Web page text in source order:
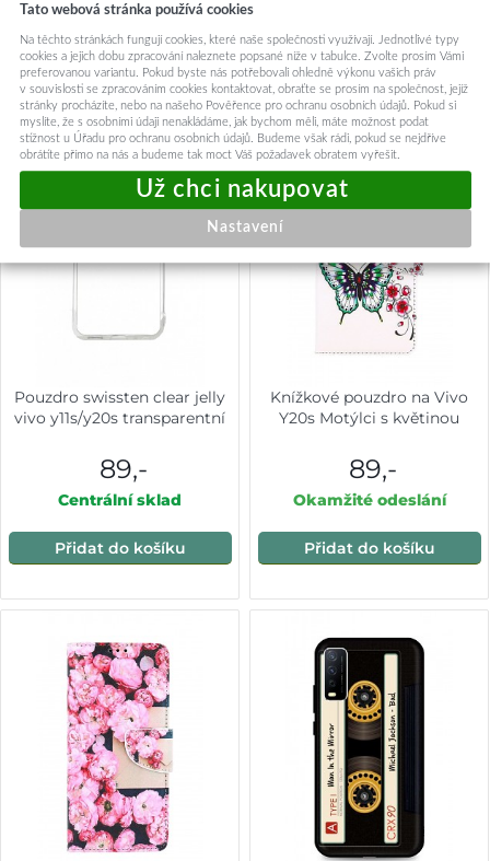
Mohlo by vás zajímat:
Pouzdro swissten clear jelly
vivo y11s/y20s transparentní
89,-
Centrální sklad
Přidat do košíku
Knížkové pouzdro na Vivo
Y20s Motýlci s květinou
89,-
Okamžité odeslání
Přidat do košíku
Tato webová stránka používá cookies
Na těchto stránkách fungují cookies, které naše společnosti využívají. Jednotlivé typy
cookies a jejich dobu zpracování naleznete popsané níže v tabulce. Zvolte prosím Vámi
preferovanou variantu. Pokud byste nás potřebovali ohledně výkonu vašich práv
v souvislosti se zpracováním cookies kontaktovat, obraťte se prosím na společnost, jejíž
stránky procházíte, nebo na našeho Pověřence pro ochranu osobních údajů. Pokud si
myslíte, že s osobními údaji nenakládáme, jak bychom měli, máte možnost podat
stížnost u Úřadu pro ochranu osobních údajů. Budeme však rádi, pokud se nejdříve
obrátíte přímo na nás a budeme tak moct Váš požadavek obratem vyřešit.
Nastavení